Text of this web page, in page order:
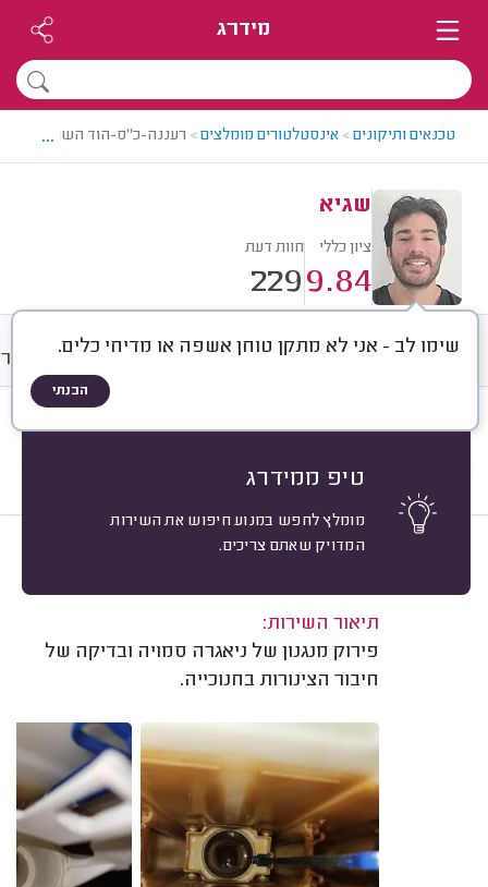
מידרג
טכנאים ותיקונים> אינסטלטורים מומלצים> רעננה-כ"ס-הוד השרון >
...
שגיא
ציון כללי
9.84
חוות דעת
229
שימו לב - אני לא מתקן טוחן אשפה או מדיחי כלים.
הבנתי
טיפ ממידרג
מומלץ לחפש במנוע חיפוש את השירות
המדויק שאתם צריכים.
חוות דעת מחירים ממוצע
סוגי סתימות
יוסי אשד, הוד השרון.
תיאור השירות:
פירוק מנגנון של ניאגרה סמויה ובדיקה של
חיבור הצינורות בחנוכייה.